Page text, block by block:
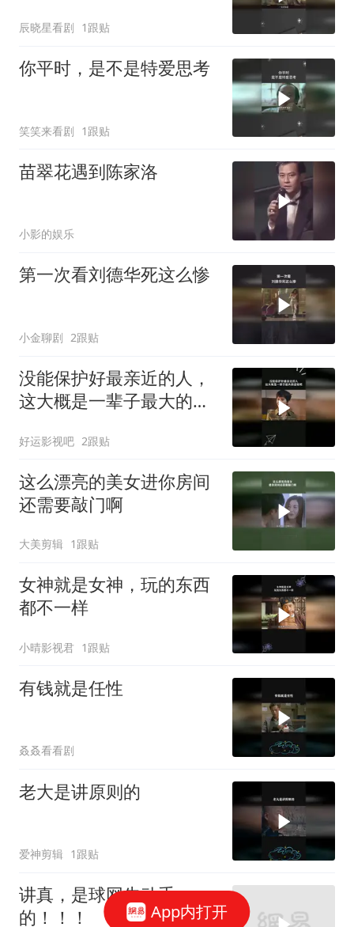
辰晓星看剧 1跟贴
你平时，是不是特爱思考
笑笑来看剧 1跟贴
苗翠花遇到陈家洛
小影的娱乐
第一次看刘德华死这么惨
小金聊剧 2跟贴
没能保护好最亲近的人，
这大概是一辈子最大的遗
好运影视吧 2跟贴
这么漂亮的美女进你房间
还需要敲门啊
大美剪辑 1跟贴
女神就是女神，玩的东西
都不一样
小晴影视君 1跟贴
有钱就是任性
叒叒看看剧
老大是讲原则的
爱神剪辑 1跟贴
讲真，是球网先动手
的！！！
App内打开